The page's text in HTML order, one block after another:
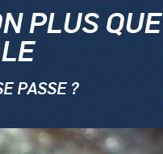
PLUS QUE
PASSE ?